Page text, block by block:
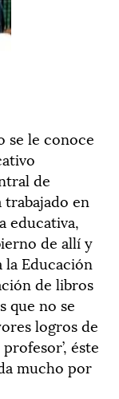
se le conoce
de
en
educativa,
de allí y
Educación
de libros
que no se
logros de
éste
mucho por